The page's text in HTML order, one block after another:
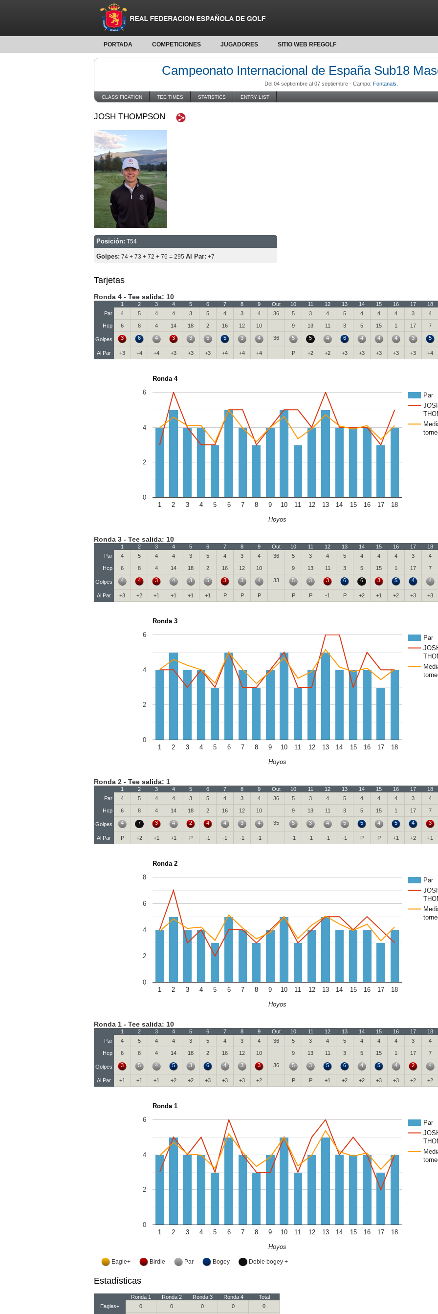
PORTADA COMPETICIONES JUGADORES SITIO WEB RFEGOLF
Campeonato Internacional de España Sub18
Del 04 septiembre al 07 septiembre - Campo: Fontanals
CLASSIFICATION TEE TIMES STATISTICS ENTRY LIST
JOSH THOMPSON
Posición: T54
Golpes: 74 + 73 + 72 + 76 = 295 Al Par: +7
Tarjetas
Ronda 4 - Tee salida: 10
1 2 3 4 5 6 7 8 9 Out 10 11 12 13 14 15 16 17 18
Par
4 5 4 4 3 5 4 3 4 36 5 3 4 5 4 4 4 3 4
Hcp 6 8 4 14 18 2 16 12 10 9 13 11 3 5 15 1 17 7
Golpes 3 6 4 3 3 5 5 3 4 36 5 5 4 6 4 4 4 3 5
Al Par +3 +4 +4 +3 +3 +3 +4 +4 +4 P +2 +2 +3 +3 +3 +3 +3 +4
Ronda 4
Par
1 2 3 4 5 6 7 8 9 10 11 12 13 14 15 16 17 18
0
2
4
6
Hoyos
Ronda 3 - Tee salida: 10
1 2 3 4 5 6 7 8 9 Out 10 11 12 13 14 15 16 17 18
Par
4 5 4 4 3 5 4 3 4 36 5 3 4 5 4 4 4 3 4
Hcp 6 8 4 14 18 2 16 12 10 9 13 11 3 5 15 1 17 7
Golpes 4 4 3 4 3 5 3 3 4 33 5 3 3 6 6 3 5 4 4
Al Par +3 +2 +1 +1 +1 +1 P P P P P -1 P +2 +1 +2 +3 +3
Ronda 3
Par
1 2 3 4 5 6 7 8 9 10 11 12 13 14 15 16 17 18
0
2
4
6
Hoyos
Ronda 2 - Tee salida: 1
1 2 3 4 5 6 7 8 9 Out 10 11 12 13 14 15 16 17 18
Par
4 5 4 4 3 5 4 3 4 36 5 3 4 5 4 4 4 3 4
Hcp 6 8 4 14 18 2 16 12 10 9 13 11 3 5 15 1 17 7
Golpes 4 7 3 4 2 4 4 3 4 35 5 3 4 5 5 4 5 4 3
Al Par P +2 +1 +1 P -1 -1 -1 -1 -1 -1 -1 -1 P P +1 +2 +1
Ronda 2
Par
1 2 3 4 5 6 7 8 9 10 11 12 13 14 15 16 17 18
0
2
4
6
8
Hoyos
Ronda 1 - Tee salida: 10
1 2 3 4 5 6 7 8 9 Out 10 11 12 13 14 15 16 17 18
Par
4 5 4 4 3 5 4 3 4 36 5 3 4 5 4 4 4 3 4
Hcp 6 8 4 14 18 2 16 12 10 9 13 11 3 5 15 1 17 7
Golpes 3 5 4 5 3 6 4 3 3 36 5 3 5 6 4 5 4 2 4
Al Par +1 +1 +1 +2 +2 +3 +3 +3 +2 P P +1 +2 +2 +3 +3 +2 +2
Ronda 1
Par
1 2 3 4 5 6 7 8 9 10 11 12 13 14 15 16 17 18
0
2
4
6
Hoyos
Eagle+ Birdie Par Bogey Doble bogey +
Estadísticas
Ronda 1 Ronda 2 Ronda 3 Ronda 4
Total
Eagles+
0 0 0 0 0